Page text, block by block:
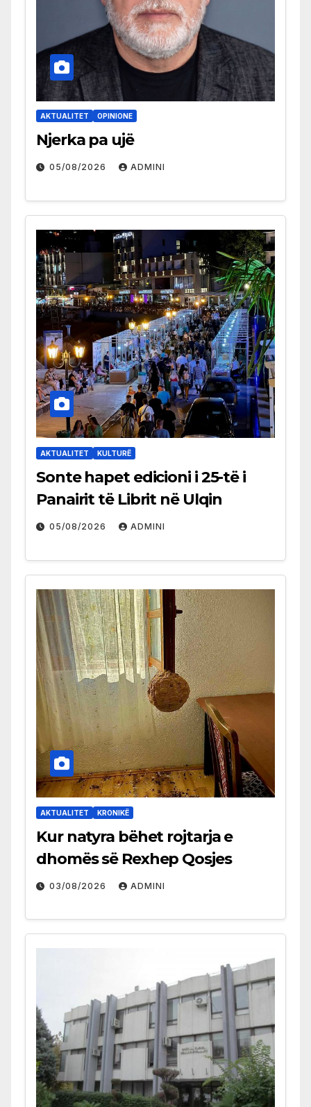
AKTUALITET OPINIONE
Njerka pa ujë
05/08/2026 ADMINI
AKTUALITET KULTURË
Sonte hapet edicioni i 25-të i
Panairit të Librit në Ulqin
05/08/2026 ADMINI
AKTUALITET KRONIKË
Kur natyra bëhet rojtarja e
dhomës së Rexhep Qosjes
03/08/2026 ADMINI